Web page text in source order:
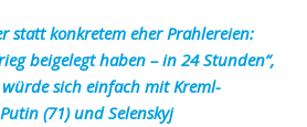
statt konkretem eher Prahlereien:
beigelegt haben – in 24 Stunden“,
sich einfach mit Kreml-
(71) und Selenskyj